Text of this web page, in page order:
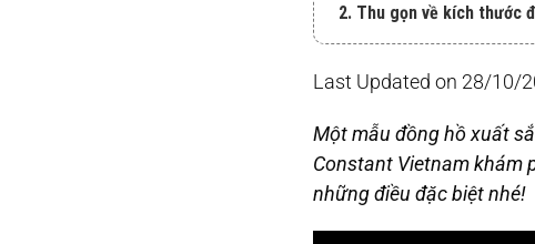
2. Thu gọn về kích thước
Last Updated on 28/10/
Một mẫu đồng hồ xuất
Constant Vietnam khám
những điều đặc biệt nhé!